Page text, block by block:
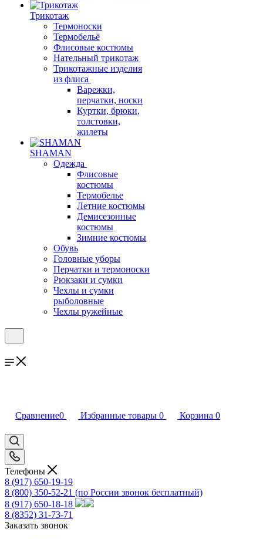
Трикотаж
Термоноски
Термобельё
Флисовые костюмы
Нательный трикотаж
Трикотажные изделия
из флиса
Варежки,
перчатки, носки
Куртки, брюки,
толстовки,
жилеты
SHAMAN
Одежда
Флисовые
костюмы
Термобелье
Летние костюмы
Демисезонные
костюмы
Зимние костюмы
Обувь
Головные уборы
Перчатки и термоноски
Рюкзаки и сумки
Чехлы и сумки
рыболовные
Чехлы ружейные
Сравнение0 Избранные товары 0 Корзина 0
Телефоны
8 (917) 650-19-19
8 (800) 350-52-21 (по России звонок бесплатный)
8 (917) 650-18-18
8 (8352) 31-73-71
Заказать звонок